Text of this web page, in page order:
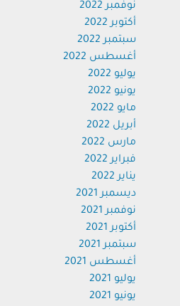
نوفمبر 2022
أكتوبر 2022
سبتمبر 2022
أغسطس 2022
يوليو 2022
يونيو 2022
مايو 2022
أبريل 2022
مارس 2022
فبراير 2022
يناير 2022
ديسمبر 2021
نوفمبر 2021
أكتوبر 2021
سبتمبر 2021
أغسطس 2021
يوليو 2021
يونيو 2021